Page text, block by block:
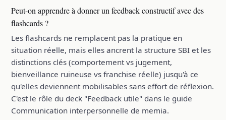
Peut-on apprendre à donner un feedback constructif avec des
flashcards ?
Les flashcards ne remplacent pas la pratique en
situation réelle, mais elles ancrent la structure SBI et les
distinctions clés (comportement vs jugement,
bienveillance ruineuse vs franchise réelle) jusqu'à ce
qu'elles deviennent mobilisables sans effort de réflexion.
C'est le rôle du deck "Feedback utile" dans le guide
Communication interpersonnelle de memia.